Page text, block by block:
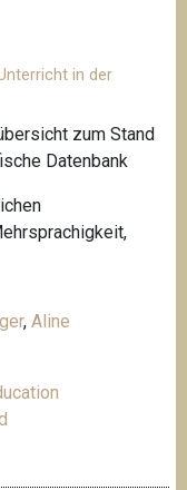
in der
zum Stand
Datenbank
,Aline